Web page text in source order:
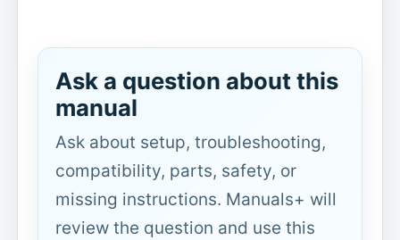
Ask a question about this
manual
Ask about setup, troubleshooting,
compatibility, parts, safety, or
missing instructions. Manuals+ will
review the question and use this